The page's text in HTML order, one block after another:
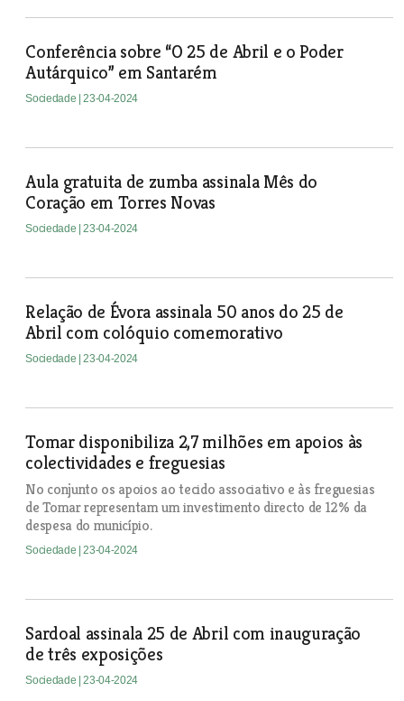
Conferência sobre “O 25 de Abril e o Poder
Autárquico” em Santarém
Sociedade | 23-04-2024
Aula gratuita de zumba assinala Mês do
Coração em Torres Novas
Sociedade | 23-04-2024
Relação de Évora assinala 50 anos do 25 de
Abril com colóquio comemorativo
Sociedade | 23-04-2024
Tomar disponibiliza 2,7 milhões em apoios às
colectividades e freguesias
No conjunto os apoios ao tecido associativo e às freguesias
de Tomar representam um investimento directo de 12% da
despesa do município.
Sociedade | 23-04-2024
Sardoal assinala 25 de Abril com inauguração
de três exposições
Sociedade | 23-04-2024